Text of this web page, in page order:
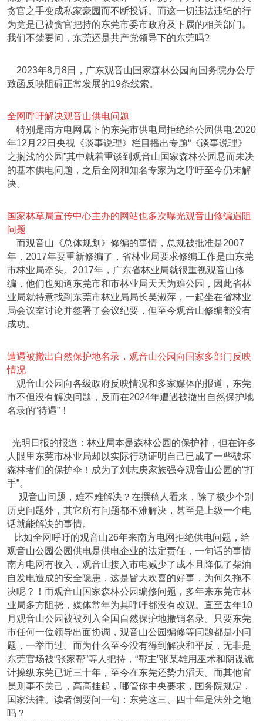
贪官之手变成私家豪园而不断投诉。而这一切违法违纪的行
为竟是已被贪官把持的东莞市委市政府及下属的相关部门。
我们不禁要问，东莞还是共产党领导下的东莞吗?
2023年8月8日，广东观音山国家森林公园向国务院办公厅
致函反映阻碍正常发展的19条线索。
全网呼吁解决观音山供电问题
特别是南方电网属下的东莞市供电局拒绝给公园供电:2020
年12月22日央视《谈事说理》栏目播出专题“《谈事说理》
之搁浅的公园”其中就着重谈到观音山国家森林公园悬而未决
的基本供电问题，之后全网和知名专家为之呼吁至今仍未解
决。
国家林草局宣传中心主办的网站也多次曝光观音山修编遇阻
问题
而观音山《总体规划》修编的事情，总规被批准是2007
年，2017年要重新修编了，省林业局要求修编工作是由东莞
市林业局牵头。2017年，广东省林业局就很重视观音山修
编，他们也知道东莞市和市林业局天天为难公园，因此省林
业局就特意找到东莞市林业局局长吴淑萍，一起坐在省林业
局会议室讨论并签署了会议纪要，但至今观音山修编都没有
成功。
遭遇被撤出自然保护地名录，观音山公园向国家多部门反映
情况
观音山公园向各级政府反映情况和多家媒体的报道，东莞
市不但没有解决问题，反而在2024年遭遇被撤出自然保护地
名录的“待遇”！
光明日报的报道：林业局本是森林公园的保护神，但在许多
人眼里东莞市林业局却以实际行动证明自己已成了一些破坏
森林者们的保护伞！成为了刘志庚家族强夺观音山公园的“打
手”。
观音山问题，难不难解决？在撰稿人看来，除了极少个别
历史问题外，其它所有问题都不难解决，甚至是上级一个电
话就能解决的事情。
比如全网呼吁的观音山26年来南方电网拒绝供电问题，给
观音山公园公园供电是供电企业的法定责任，一句话的事情
南方电网有收入，观音山接入市电减少了成本且降低了柴油
自发电造成的安全隐患，这是皆大欢喜的好事，为何久拖不
决呢？！而观音山国家森林公园编修问题，多年来东莞市林
业局多方阻挠，媒体常年为其呼吁都没有改观。直至去年10
月观音山公园被被列入全国自然保护地撤销名录。只要东莞
市任何一位领导出面协调，观音山公园编修等问题都是小问
题，一举而过。而为什么至今没有得到解决和平反，无非是
东莞官场被“张家帮”等人把持，“帮主”张某雄用巫术和阴谋诡
计操纵东莞已近三十年，至今在东莞还势力滔天。而其他官
员则事不关己，高高挂起，哪管你中央要求，国务院规定，
国家法律。读者倒要问一句：东莞这三、四十年是法外之地
吗？